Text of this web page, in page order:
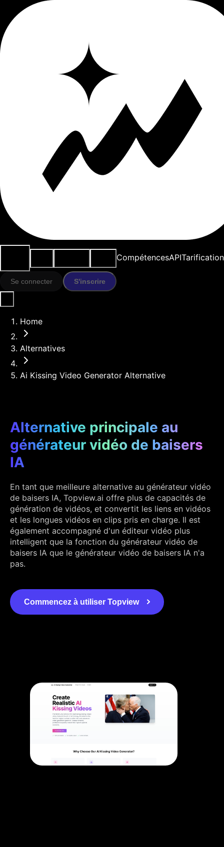
CompétencesAPITarification
Se connecter S'inscrire
Home
Alternatives
Ai Kissing Video Generator Alternative
Alternative principale au
générateur vidéo de baisers
IA
En tant que meilleure alternative au générateur vidéo
de baisers IA, Topview.ai offre plus de capacités de
génération de vidéos, et convertit les liens en vidéos
et les longues vidéos en clips pris en charge. Il est
également accompagné d'un éditeur vidéo plus
intelligent que la fonction du générateur vidéo de
baisers IA que le générateur vidéo de baisers IA n'a
pas.
Commencez à utiliser Topview